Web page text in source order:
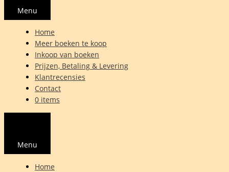
Menu
Home
Meer boeken te koop
Inkoop van boeken
Prijzen, Betaling & Levering
Klantrecensies
Contact
0 items
Menu
Home